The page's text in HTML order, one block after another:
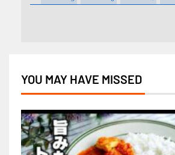
YOU MAY HAVE MISSED